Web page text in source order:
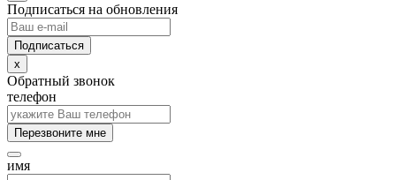
Подписаться на обновления
x
Обратный звонок
телефон
Перезвоните мне
имя